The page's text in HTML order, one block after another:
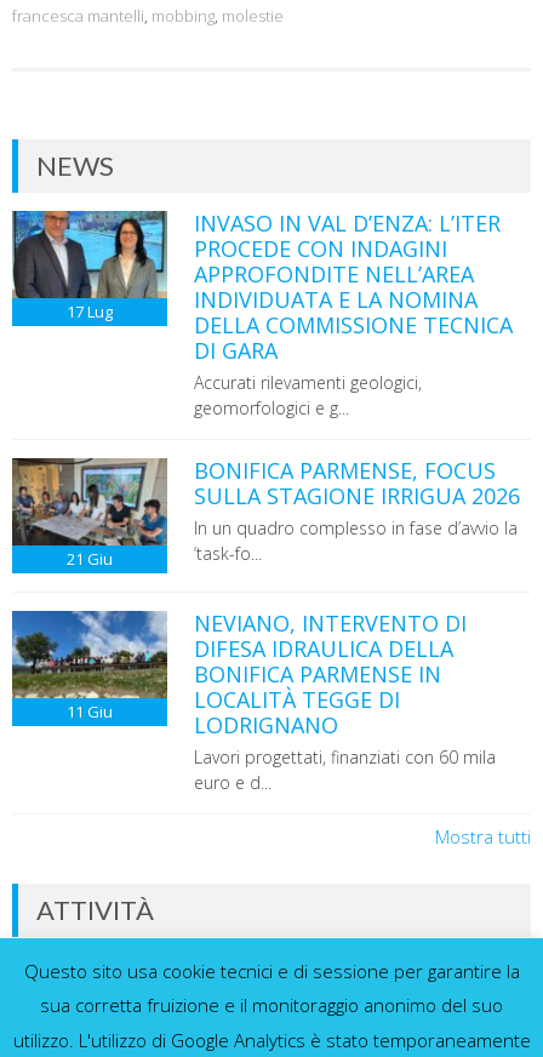
francesca mantelli, mobbing, molestie
NEWS
17Lug
INVASO IN VAL D’ENZA: L’ITER
PROCEDE CON INDAGINI
APPROFONDITE NELL’AREA
INDIVIDUATA E LA NOMINA
DELLA COMMISSIONE TECNICA
DI GARA
Accurati rilevamenti geologici,
geomorfologici e g...
21 Giu
BONIFICA PARMENSE, FOCUS
SULLA STAGIONE IRRIGUA 2026
In un quadro complesso in fase d’avvio la
‘task-fo...
11 Giu
NEVIANO, INTERVENTO DI
DIFESA IDRAULICA DELLA
BONIFICA PARMENSE IN
LOCALITÀ TEGGE DI
LODRIGNANO
Lavori progettati, finanziati con 60 mila
euro e d...
Mostra tutti
ATTIVITÀ
Dati in tempo reale dalla nostra rete di
sensori
Questo sito usa cookie tecnici e di sessione per garantire la
sua corretta fruizione e il monitoraggio anonimo del suo
utilizzo. L'utilizzo di Google Analytics è stato temporaneamente